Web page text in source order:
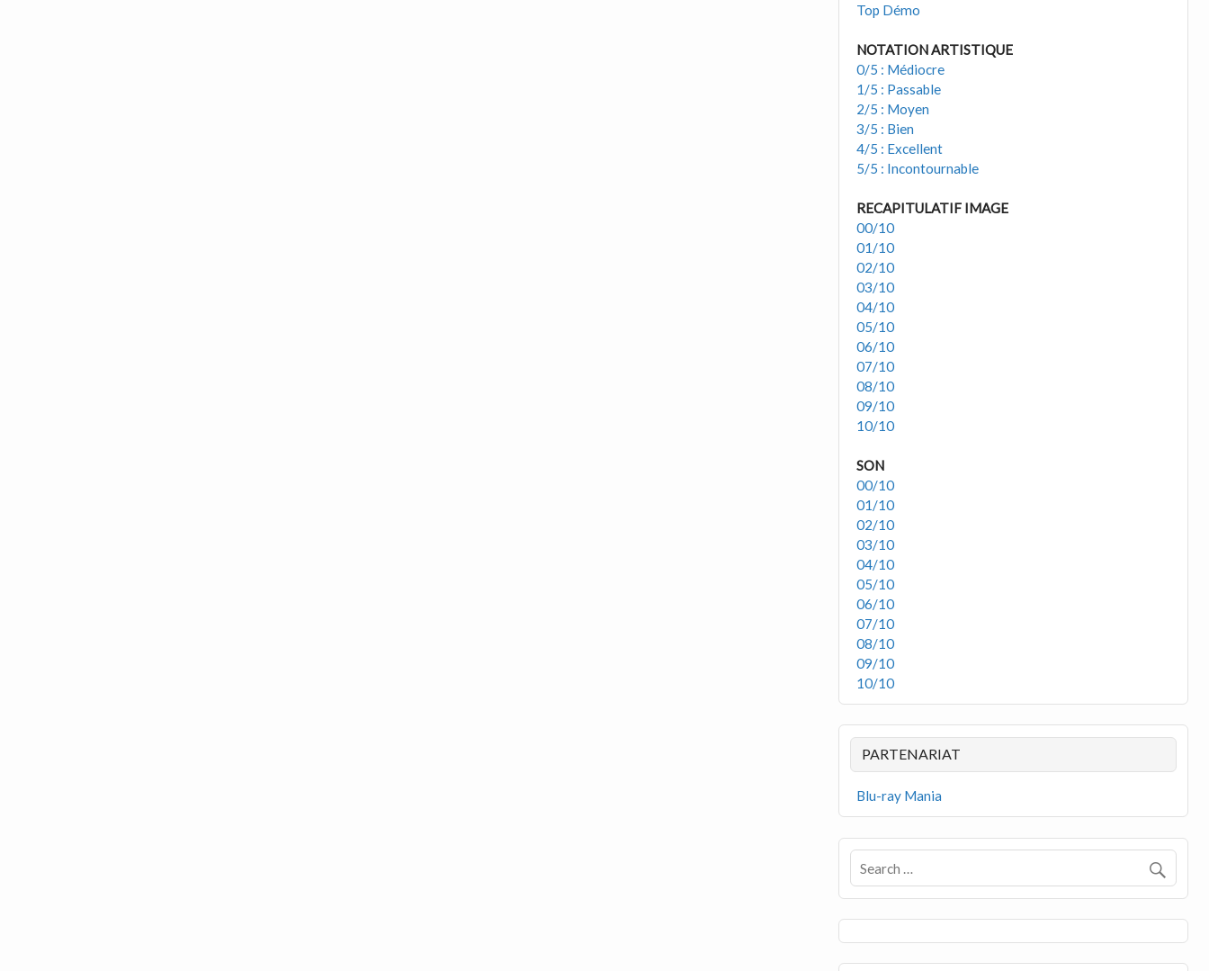
Top Démo
NOTATION ARTISTIQUE
0/5 : Médiocre
1/5 : Passable
2/5 : Moyen
3/5 : Bien
4/5 : Excellent
5/5 : Incontournable
RECAPITULATIF IMAGE
00/10
01/10
02/10
03/10
04/10
05/10
06/10
07/10
08/10
09/10
10/10
SON
00/10
01/10
02/10
03/10
04/10
05/10
06/10
07/10
08/10
09/10
10/10
PARTENARIAT
Blu-ray Mania